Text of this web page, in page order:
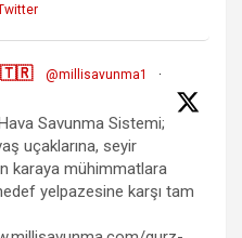
🇹🇷 @millisavunma1
·
Savunma Sistemi;
uçaklarına, seyir
karaya mühimmatlara
yelpazesine karşı tam